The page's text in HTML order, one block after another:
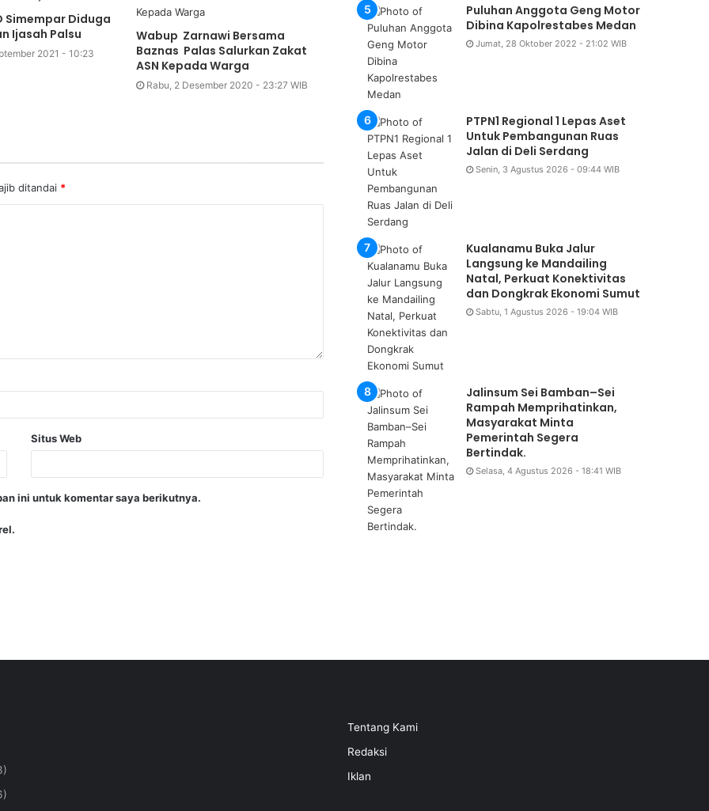
Simempar Diduga
Ijasah Palsu
2021 - 10:23
Wabup Zarnawi Bersama
Baznas Palas Salurkan Zakat
ASN Kepada Warga
Rabu, 2 Desember 2020 - 23:27 WIB
ditandai *
Situs Web
ini untuk komentar saya berikutnya.
Puluhan Anggota Geng Motor
Dibina Kapolrestabes Medan
Jumat, 28 Oktober 2022 - 21:02 WIB
PTPN1 Regional 1 Lepas Aset
Untuk Pembangunan Ruas
Jalan di Deli Serdang
Senin, 3 Agustus 2026 - 09:44 WIB
Kualanamu Buka Jalur
Langsung ke Mandailing
Natal, Perkuat Konektivitas
dan Dongkrak Ekonomi Sumut
Sabtu, 1 Agustus 2026 - 19:04 WIB
Jalinsum Sei Bamban–Sei
Rampah Memprihatinkan,
Masyarakat Minta
Pemerintah Segera
Bertindak.
Selasa, 4 Agustus 2026 - 18:41 WIB
Tentang Kami
Redaksi
Iklan